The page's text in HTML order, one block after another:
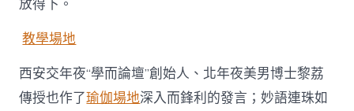
放得下。
教學場地
西安交年夜“學而論壇”創始人、北年夜美男博士黎荔
傳授也作了瑜伽場地深入而鋒利的發言；妙語連珠如